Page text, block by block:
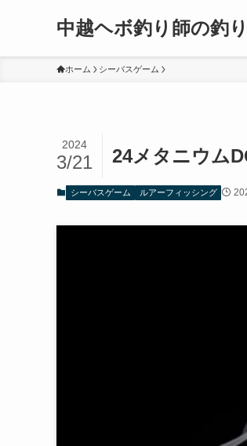
中越ヘボ釣り師の釣
ホーム シーバスゲーム
24メタニウム
2024
3/21
シーバスゲーム ルアーフィッシング